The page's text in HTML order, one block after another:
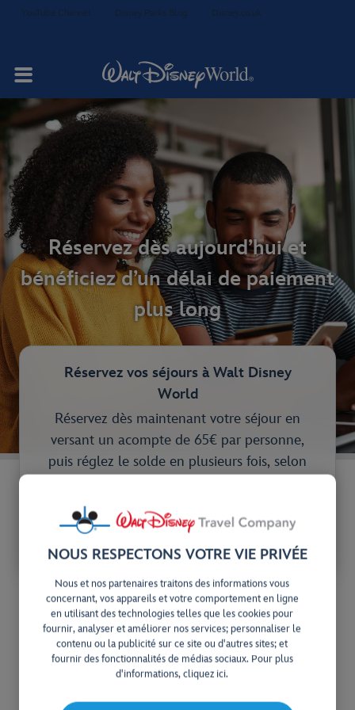
YouTube Channel Disney Parks Blog Disney.co.uk
Réservez dès aujourd’hui et
bénéficiez d’un délai de paiement
plus long
Réservez vos séjours à Walt Disney
World
Réservez dès maintenant votre séjour en
versant un acompte de 65€ par personne,
puis réglez le solde en plusieurs fois, selon
d’échéance de votre dernier paiement.
Commencez votre recherche
Paiements échelonnés
Échelonnez vos paiements grâce
à des versements flexibles, sans
frais ni intérêts !
NOUS RESPECTONS VOTRE VIE PRIVÉE
Nous et nos partenaires traitons des informations vous
concernant, vos appareils et votre comportement en ligne
en utilisant des technologies telles que les cookies pour
fournir, analyser et améliorer nos services; personnaliser le
contenu ou la publicité sur ce site ou d'autres sites; et
fournir des fonctionnalités de médias sociaux. Pour plus
d'informations, cliquez ici.